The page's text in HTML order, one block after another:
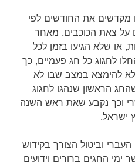
מקדשים את החודשים לפי
על צאת הכוכבים. מאחר
או שלא הגיעו בזמן לכל
לחגוג כל חג פעמיים, כך
להימצא במצב שבו לא
הראשון שנהגו לחגוג
וכך נקבע שאת ראש השנה
ישראל.
וביטול הצורך בקידוש
ימי החגים ברורים וידועים